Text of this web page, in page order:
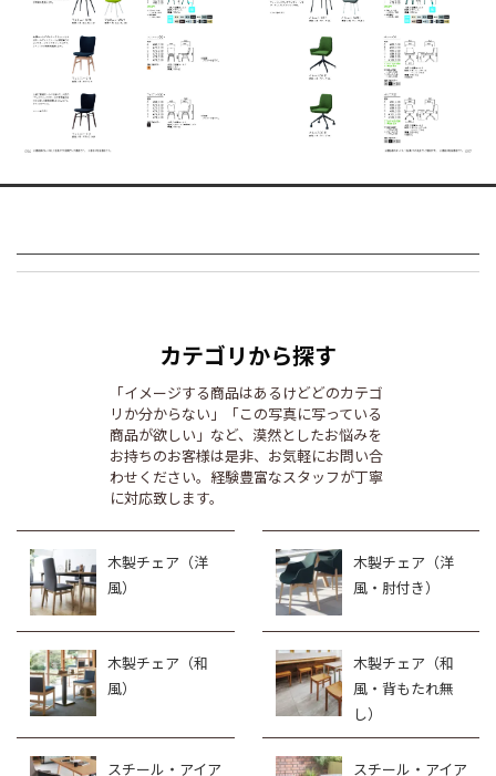
カテゴリから探す
「イメージする商品はあるけどどのカテゴ
リか分からない」「この写真に写っている
商品が欲しい」など、漠然としたお悩みを
お持ちのお客様は是非、お気軽にお問い合
わせください。経験豊富なスタッフが丁寧
に対応致します。
木製チェア（洋
風）
木製チェア（洋
風・肘付き）
木製チェア（和
風）
木製チェア（和
風・背もたれ無
し）
スチール・アイア スチール・アイア